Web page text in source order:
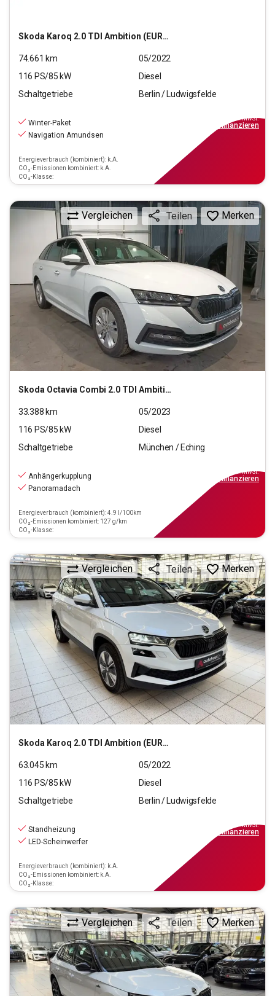
Skoda Karoq 2.0 TDI Ambition (EURO 6d)
74.661 km
05/2022
116 PS/85 kW
Diesel
Schaltgetriebe
Berlin / Ludwigsfelde
Winter-Paket
Navigation Amundsen
Energieverbrauch (kombiniert): k.A.
CO₂-Emissionen kombiniert: k.A.
CO₂-Klasse:
inkl.MwSt.
finanzieren
Skoda Octavia Combi 2.0 TDI Ambition
Vergleichen Teilen Merken
33.388 km
05/2023
116 PS/85 kW
Diesel
Schaltgetriebe
München / Eching
Anhängerkupplung
Panoramadach
Energieverbrauch (kombiniert): 4.9 l/100km
CO₂-Emissionen kombiniert: 127 g/km
CO₂-Klasse:
inkl.MwSt.
finanzieren
Skoda Karoq 2.0 TDI Ambition (EURO 6d)
Vergleichen Teilen Merken
63.045 km
05/2022
116 PS/85 kW
Diesel
Schaltgetriebe
Berlin / Ludwigsfelde
Standheizung
LED-Scheinwerfer
Energieverbrauch (kombiniert): k.A.
CO₂-Emissionen kombiniert: k.A.
CO₂-Klasse:
inkl.MwSt.
finanzieren
Vergleichen Teilen Merken